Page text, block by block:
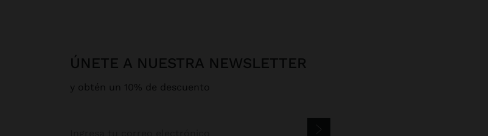
ÚNETE A NUESTRA NEWSLETTER
y obtén un 10% de descuento